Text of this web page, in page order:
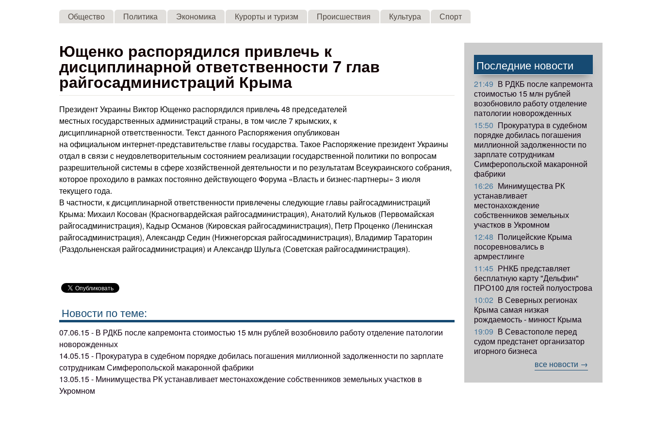
Skip to main content
Общество Политика Экономика Курорты и туризм Происшествия Культура Спорт
Ющенко распорядился привлечь к
дисциплинарной ответственности 7 глав
райгосадминистраций Крыма
Президент Украины Виктор Ющенко распорядился привлечь 48 председателей
местных государственных администраций страны, в том числе 7 крымских, к
дисциплинарной ответственности. Текст данного Распоряжения опубликован
на официальном интернет-представительстве главы государства. Такое Распоряжение президент Украины
отдал в связи с неудовлетворительным состоянием реализации государственной политики по вопросам
разрешительной системы в сфере хозяйственной деятельности и по результатам Всеукраинского собрания,
которое проходило в рамках постоянно действующего Форума «Власть и бизнес-партнеры» 3 июля
текущего года.
В частности, к дисциплинарной ответственности привлечены следующие главы райгосадминистраций
Крыма: Михаил Косован (Красногвардейская райгосадминистрация), Анатолий Кульков (Первомайская
райгосадминистрация), Кадыр Османов (Кировская райгосадминистрация), Петр Проценко (Ленинская
райгосадминистрация), Александр Седин (Нижнегорская райгосадминистрация), Владимир Тараторин
(Раздольненская райгосадминистрация) и Александр Шульга (Советская райгосадминистрация).
Новости по теме:
07.06.15 - В РДКБ после капремонта стоимостью 15 млн рублей возобновило работу отделение патологии
новорожденных
14.05.15 - Прокуратура в судебном порядке добилась погашения миллионной задолженности по зарплате
сотрудникам Симферопольской макаронной фабрики
13.05.15 - Минимущества РК устанавливает местонахождение собственников земельных участков в
Укромном
Последние новости
21:49 В РДКБ после капремонта
стоимостью 15 млн рублей
возобновило работу отделение
патологии новорожденных
15:50 Прокуратура в судебном
порядке добилась погашения
миллионной задолженности по
зарплате сотрудникам
Симферопольской макаронной
фабрики
16:26 Минимущества РК
устанавливает
местонахождение
собственников земельных
участков в Укромном
12:48 Полицейские Крыма
посоревновались в
армрестлинге
11:45 РНКБ представляет
бесплатную карту "Дельфин"
ПРО100 для гостей полуострова
10:02 В Северных регионах
Крыма самая низкая
рождаемость - минюст Крыма
19:09 В Севастополе перед
судом предстанет организатор
игорного бизнеса
все новости →